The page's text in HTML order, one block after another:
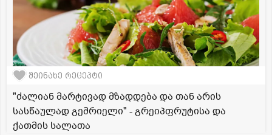
შეინახე რეცეპტი
"ძალიან მარტივად მზადდება და თან არის
სასწაულად გემრიელი" - გრეიპფრუტისა და
ქათმის სალათა